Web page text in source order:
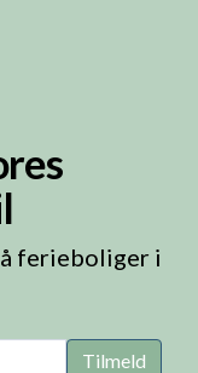
ferieboliger i
Tilmeld